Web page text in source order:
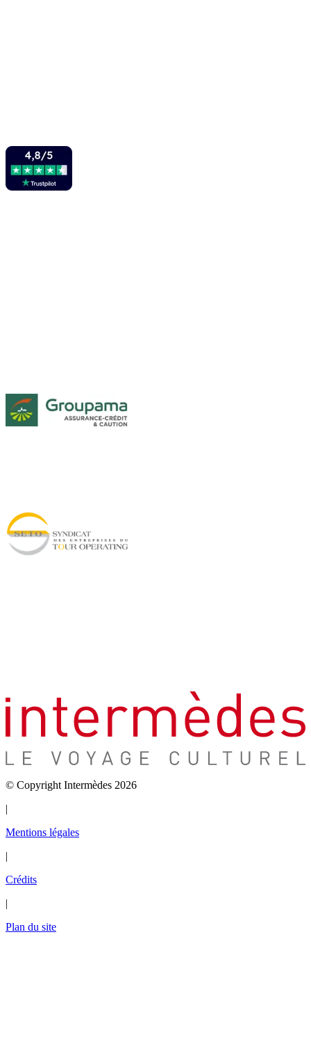
© Copyright Intermèdes 2026
|
Mentions légales
|
Crédits
|
Plan du site